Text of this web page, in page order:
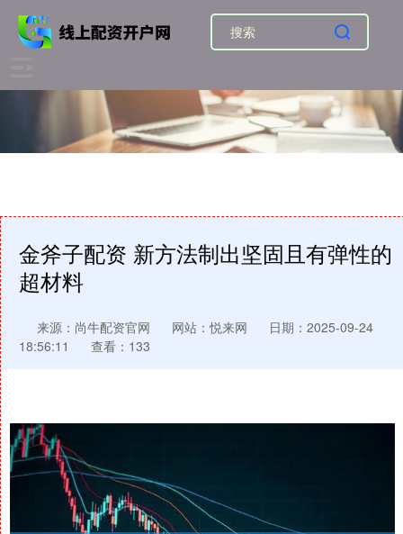
金斧子配资 新方法制出坚固且有弹性的
超材料
来源：尚牛配资官网 网站：悦来网
日期：2025-09-24
18:56:11
查看：133